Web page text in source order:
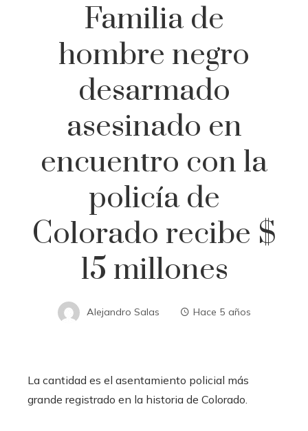
Familia de
hombre negro
desarmado
asesinado en
encuentro con la
policía de
Colorado recibe $
15 millones
Alejandro Salas Hace 5 años
La cantidad es el asentamiento policial más
grande registrado en la historia de Colorado.